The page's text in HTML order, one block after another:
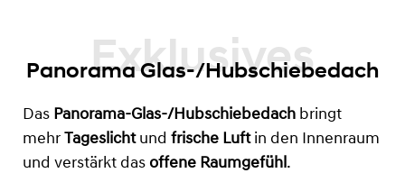
Panorama Glas-/Hubschiebedach
Das Panorama-Glas-/Hubschiebedach bringt
mehr Tageslichtund frische Luftin den Innenraum
und verstärkt das offene Raumgefühl .